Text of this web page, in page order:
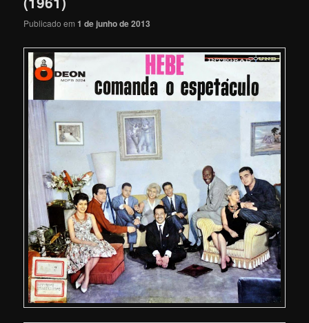
Publicado em1 de junho de 2013